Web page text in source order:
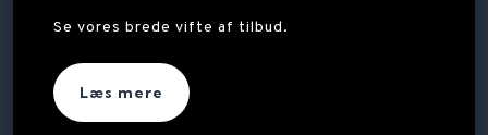
Se vores brede vifte af tilbud.
Læs mere​